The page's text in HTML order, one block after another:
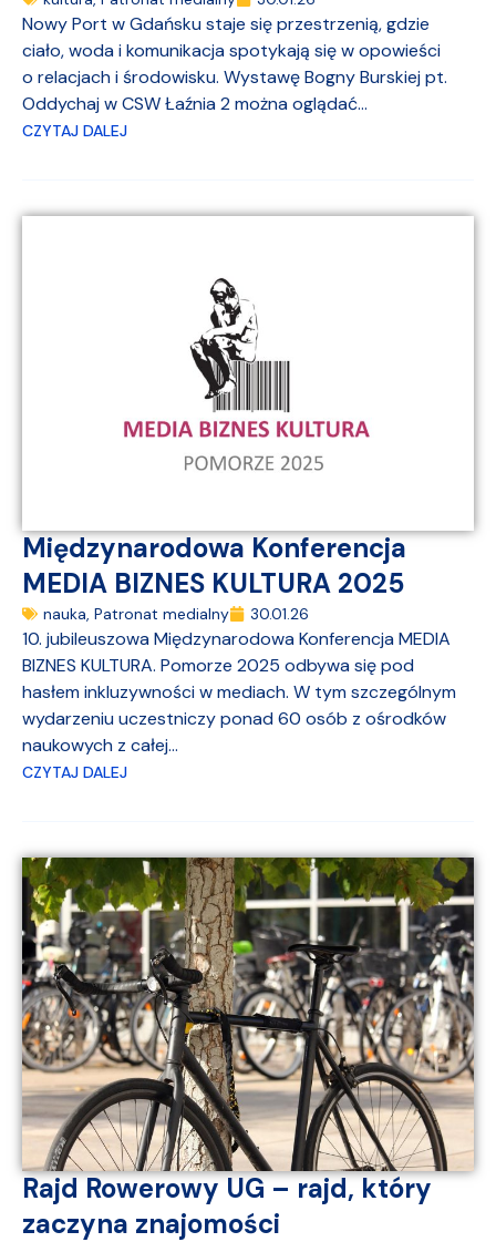
Nowy Port w Gdańsku staje się przestrzenią, gdzie
ciało, woda i komunikacja spotykają się w opowieści
o relacjach i środowisku. Wystawę Bogny Burskiej pt.
Oddychaj w CSW Łaźnia 2 można oglądać...
CZYTAJ DALEJ
Międzynarodowa Konferencja
MEDIA BIZNES KULTURA 2025
nauka, Patronat medialny 30.01.26
10. jubileuszowa Międzynarodowa Konferencja MEDIA
BIZNES KULTURA. Pomorze 2025 odbywa się pod
hasłem inkluzywności w mediach. W tym szczególnym
wydarzeniu uczestniczy ponad 60 osób z ośrodków
naukowych z całej...
CZYTAJ DALEJ
Rajd Rowerowy UG – rajd, który
zaczyna znajomości